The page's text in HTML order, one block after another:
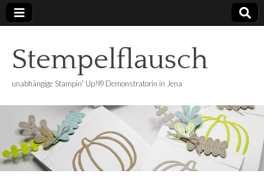
Stempelflausch
unabhängige Stampin' Up!® Demonstratorin in Jena